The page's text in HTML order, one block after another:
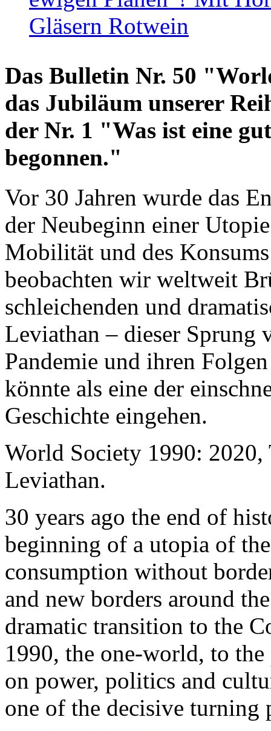
Gläsern Rotwein
Das Bulletin Nr. 50
das Jubiläum unserer
der Nr. 1 "Was ist eine
begonnen."
Vor 30 Jahren wurde das
der Neubeginn einer
Mobilität und des
beobachten wir weltweit
schleichenden und
Leviathan – dieser Sprung
Pandemie und ihren
könnte als eine der
Geschichte eingehen.
World Society 1990: 2020,
Leviathan.
30 years ago the end of
beginning of a utopia of
consumption without
and new borders around
dramatic transition to the
1990, the one-world, to the
on power, politics and
one of the decisive turning